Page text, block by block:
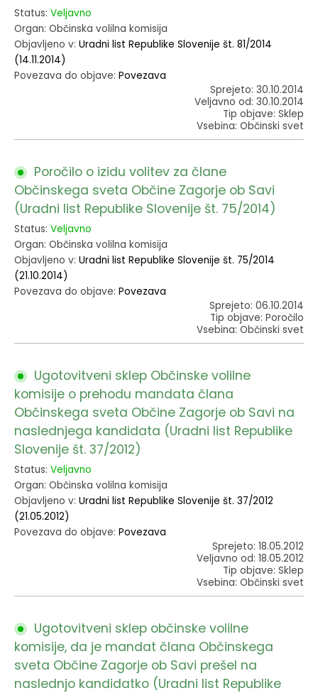
Status: Veljavno
Organ: Občinska volilna komisija
Objavljeno v: Uradni list Republike Slovenije št. 81/2014
(14.11.2014)
Povezava do objave: Povezava
Sprejeto: 30.10.2014
Veljavno od: 30.10.2014
Tip objave: Sklep
Vsebina: Občinski svet
Poročilo o izidu volitev za člane
Občinskega sveta Občine Zagorje ob Savi
(Uradni list Republike Slovenije št. 75/2014)
Status: Veljavno
Organ: Občinska volilna komisija
Objavljeno v: Uradni list Republike Slovenije št. 75/2014
(21.10.2014)
Povezava do objave: Povezava
Sprejeto: 06.10.2014
Tip objave: Poročilo
Vsebina: Občinski svet
Ugotovitveni sklep Občinske volilne
komisije o prehodu mandata člana
Občinskega sveta Občine Zagorje ob Savi na
naslednjega kandidata (Uradni list Republike
Slovenije št. 37/2012)
Status: Veljavno
Organ: Občinska volilna komisija
Objavljeno v: Uradni list Republike Slovenije št. 37/2012
(21.05.2012)
Povezava do objave: Povezava
Sprejeto: 18.05.2012
Veljavno od: 18.05.2012
Tip objave: Sklep
Vsebina: Občinski svet
Ugotovitveni sklep občinske volilne
komisije, da je mandat člana Občinskega
sveta Občine Zagorje ob Savi prešel na
naslednjo kandidatko (Uradni list Republike